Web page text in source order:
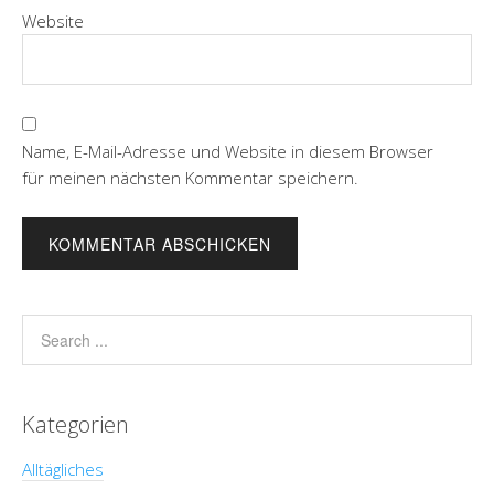
Website
Name, E-Mail-Adresse und Website in diesem Browser
für meinen nächsten Kommentar speichern.
Kategorien
Alltägliches